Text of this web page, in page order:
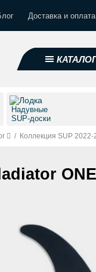
Доставка и оплата
Надувные
SUP-доски
/ Коллекция SUP 2022-